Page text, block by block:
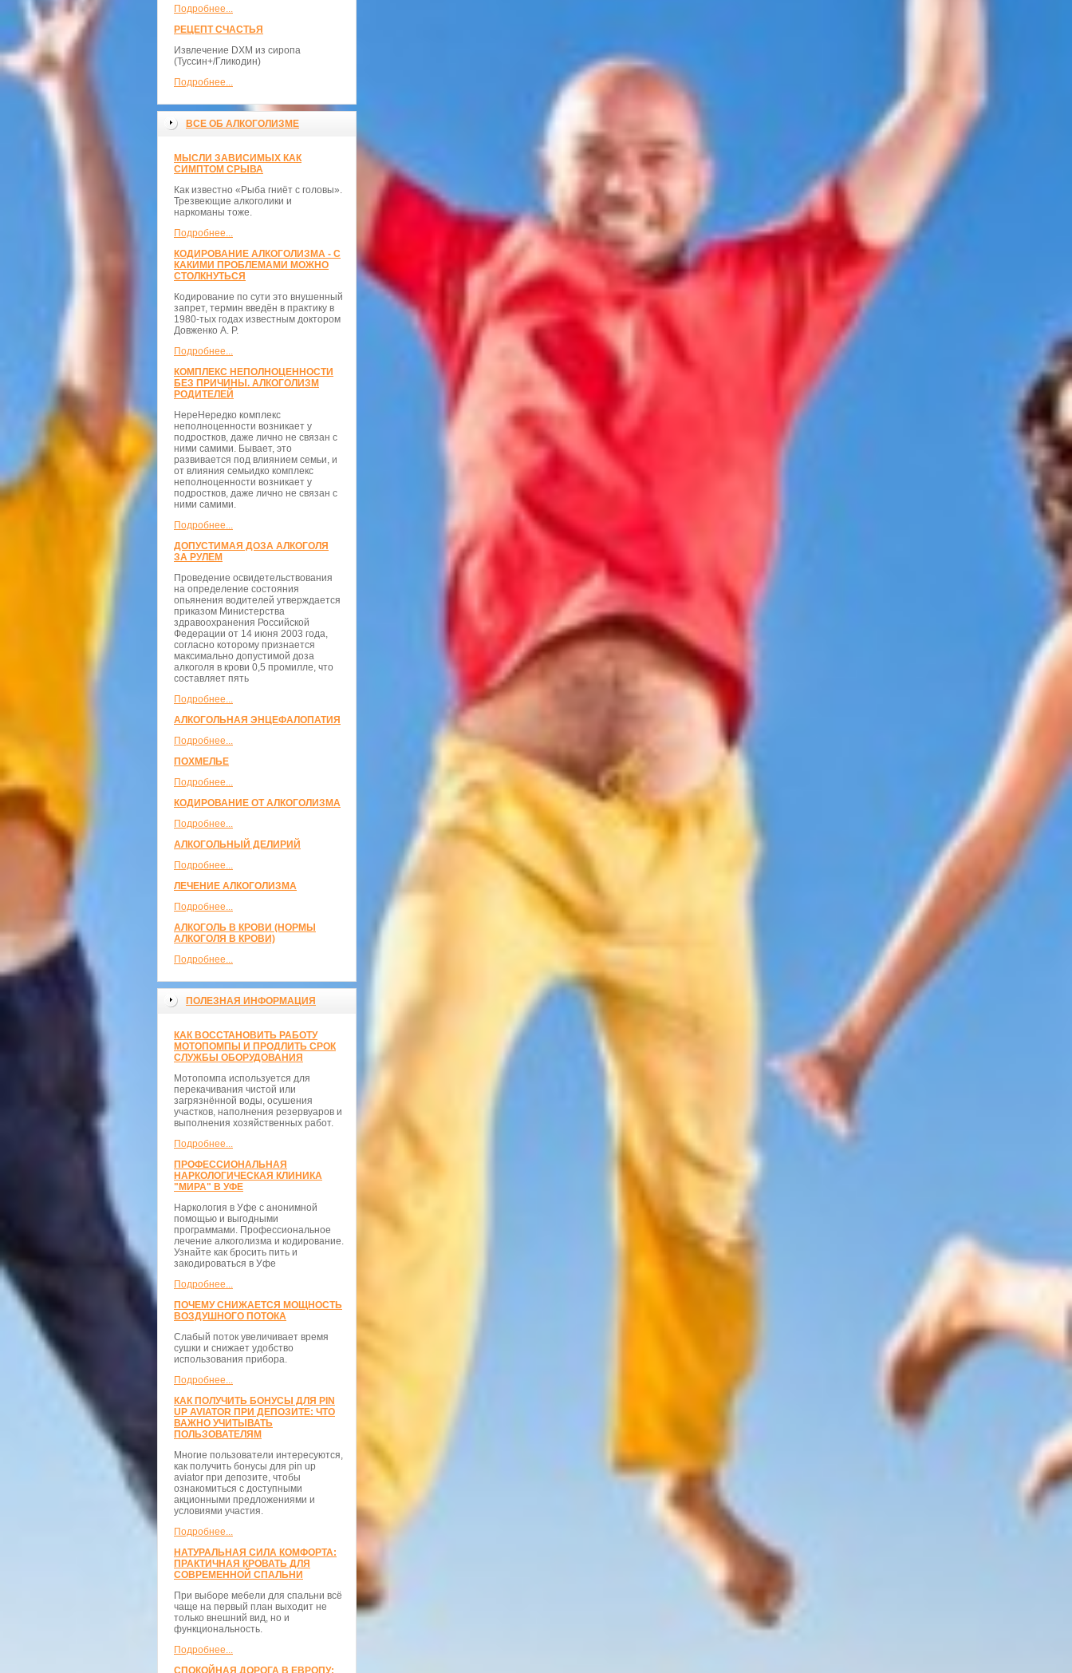
Подробнее...
РЕЦЕПТ СЧАСТЬЯ
Извлечение DXM из сиропа
(Туссин+/Гликодин)
Подробнее...
ВСЕ ОБ АЛКОГОЛИЗМЕ
МЫСЛИ ЗАВИСИМЫХ КАК
СИМПТОМ СРЫВА
Как известно «Рыба гниёт с головы».
Трезвеющие алкоголики и
наркоманы тоже.
Подробнее...
КОДИРОВАНИЕ АЛКОГОЛИЗМА - С
КАКИМИ ПРОБЛЕМАМИ МОЖНО
СТОЛКНУТЬСЯ
Кодирование по сути это внушенный
запрет, термин введён в практику в
1980-тых годах известным доктором
Довженко А. Р.
Подробнее...
КОМПЛЕКС НЕПОЛНОЦЕННОСТИ
БЕЗ ПРИЧИНЫ. АЛКОГОЛИЗМ
РОДИТЕЛЕЙ
НереНередко комплекс
неполноценности возникает у
подростков, даже лично не связан с
ними самими. Бывает, это
развивается под влиянием семьи, и
от влияния семьидко комплекс
неполноценности возникает у
подростков, даже лично не связан с
ними самими.
Подробнее...
ДОПУСТИМАЯ ДОЗА АЛКОГОЛЯ
ЗА РУЛЕМ
Проведение освидетельствования
на определение состояния
опьянения водителей утверждается
приказом Министерства
здравоохранения Российской
Федерации от 14 июня 2003 года,
согласно которому признается
максимально допустимой доза
алкоголя в крови 0,5 промилле, что
составляет пять
Подробнее...
АЛКОГОЛЬНАЯ ЭНЦЕФАЛОПАТИЯ
Подробнее...
ПОХМЕЛЬЕ
Подробнее...
КОДИРОВАНИЕ ОТ АЛКОГОЛИЗМА
Подробнее...
АЛКОГОЛЬНЫЙ ДЕЛИРИЙ
Подробнее...
ЛЕЧЕНИЕ АЛКОГОЛИЗМА
Подробнее...
АЛКОГОЛЬ В КРОВИ (НОРМЫ
АЛКОГОЛЯ В КРОВИ)
Подробнее...
ПОЛЕЗНАЯ ИНФОРМАЦИЯ
КАК ВОССТАНОВИТЬ РАБОТУ
МОТОПОМПЫ И ПРОДЛИТЬ СРОК
СЛУЖБЫ ОБОРУДОВАНИЯ
Мотопомпа используется для
перекачивания чистой или
загрязнённой воды, осушения
участков, наполнения резервуаров и
выполнения хозяйственных работ.
Подробнее...
ПРОФЕССИОНАЛЬНАЯ
НАРКОЛОГИЧЕСКАЯ КЛИНИКА
"МИРА" В УФЕ
Наркология в Уфе с анонимной
помощью и выгодными
программами. Профессиональное
лечение алкоголизма и кодирование.
Узнайте как бросить пить и
закодироваться в Уфе
Подробнее...
ПОЧЕМУ СНИЖАЕТСЯ МОЩНОСТЬ
ВОЗДУШНОГО ПОТОКА
Слабый поток увеличивает время
сушки и снижает удобство
использования прибора.
Подробнее...
КАК ПОЛУЧИТЬ БОНУСЫ ДЛЯ PIN
UP AVIATOR ПРИ ДЕПОЗИТЕ: ЧТО
ВАЖНО УЧИТЫВАТЬ
ПОЛЬЗОВАТЕЛЯМ
Многие пользователи интересуются,
как получить бонусы для pin up
aviator при депозите, чтобы
ознакомиться с доступными
акционными предложениями и
условиями участия.
Подробнее...
НАТУРАЛЬНАЯ СИЛА КОМФОРТА:
ПРАКТИЧНАЯ КРОВАТЬ ДЛЯ
СОВРЕМЕННОЙ СПАЛЬНИ
При выборе мебели для спальни всё
чаще на первый план выходит не
только внешний вид, но и
функциональность.
Подробнее...
СПОКОЙНАЯ ДОРОГА В ЕВРОПУ: